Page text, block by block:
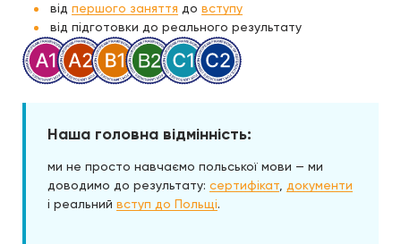
від першого заняття до вступу
від підготовки до реального результату
Наша головна відмінність:
ми не просто навчаємо польської мови — ми
доводимо до результату: сертифікат, документи
і реальний вступ до Польщі.